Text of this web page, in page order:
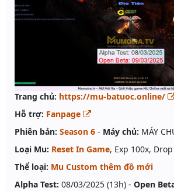
Trang chủ: https://mu-batuoc.online/
Hỗ trợ: Fanpage
Phiên bản: Season 6 - Máy chủ: MÁY
Loại Mu: Reset In Game, Exp 100x,
Thể loại: Mu Custom thêm đồ mới
Alpha Test: 08/03/2025 (13h) - Open